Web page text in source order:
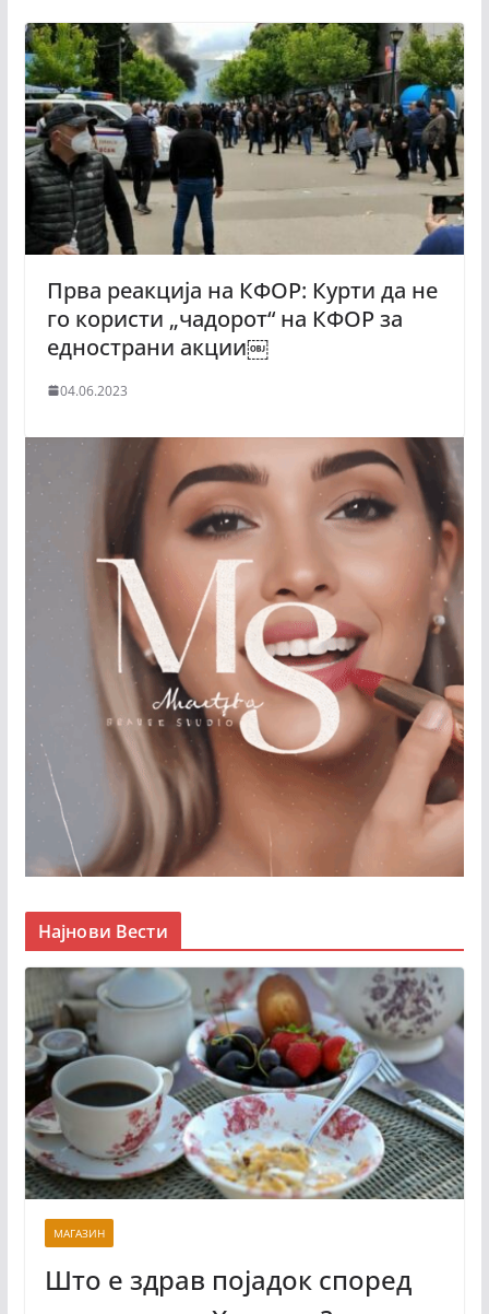
Прва реакција на КФОР: Курти да не
го користи „чадорот“ на КФОР за
еднострани акции￼
04.06.2023
Најнови Вести
МАГАЗИН
Што е здрав појадок според